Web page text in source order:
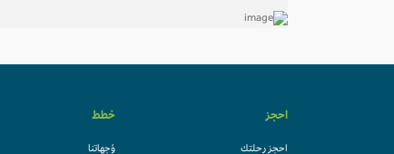
احجز
احجز رحلتك
خطط
وُجهاتنا